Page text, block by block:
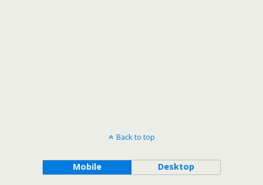
Back to top
Mobile Desktop